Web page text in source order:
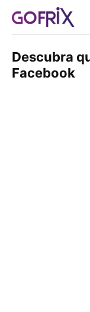
Descubra
Facebook